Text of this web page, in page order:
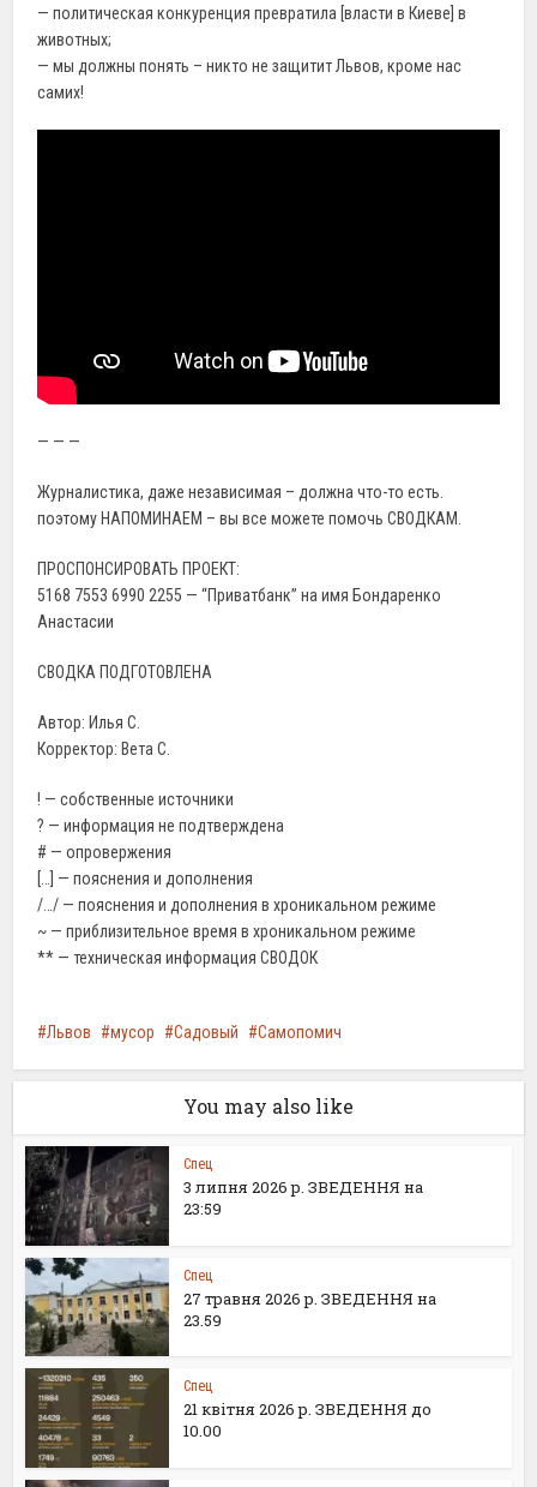
— политическая конкуренция превратила [власти в Киеве] в
животных;
— мы должны понять – никто не защитит Львов, кроме нас
самих!
— — —
Журналистика, даже независимая – должна что-то есть.
поэтому НАПОМИНАЕМ – вы все можете помочь СВОДКАМ.
ПРОСПОНСИРОВАТЬ ПРОЕКТ:
5168 7553 6990 2255 — “Приватбанк” на имя Бондаренко
Анастасии
СВОДКА ПОДГОТОВЛЕНА
Автор: Илья С.
Корректор: Вета С.
! — собственные источники
? — информация не подтверждена
# — опровержения
[…] — пояснения и дополнения
/…/ — пояснения и дополнения в хроникальном режиме
~ — приблизительное время в хроникальном режиме
** — техническая информация СВОДОК
Львов мусор Садовый Самопомич
You may also like
Спец
3 липня 2026 р. ЗВЕДЕННЯ на
23:59
Спец
27 травня 2026 р. ЗВЕДЕННЯ на
23.59
Спец
21 квітня 2026 р. ЗВЕДЕННЯ до
10.00